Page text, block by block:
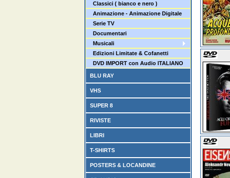
Classici ( bianco e nero )
Animazione - Animazione Digitale
Serie TV
Documentari
Musicali
Edizioni Limitate & Cofanetti
DVD IMPORT con Audio ITALIANO
BLU RAY
VHS
SUPER 8
RIVISTE
LIBRI
T-SHIRTS
POSTERS & LOCANDINE